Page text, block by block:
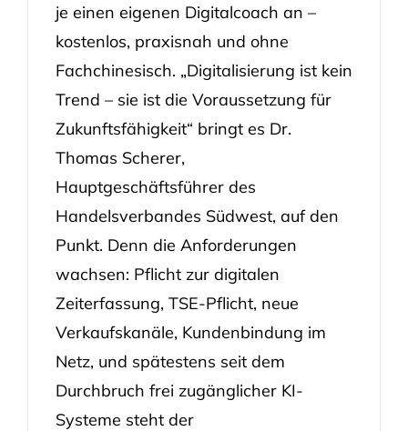
je einen eigenen Digitalcoach an –
kostenlos, praxisnah und ohne
Fachchinesisch. „Digitalisierung ist kein
Trend – sie ist die Voraussetzung für
Zukunftsfähigkeit“ bringt es Dr.
Thomas Scherer,
Hauptgeschäftsführer des
Handelsverbandes Südwest, auf den
Punkt. Denn die Anforderungen
wachsen: Pflicht zur digitalen
Zeiterfassung, TSE-Pflicht, neue
Verkaufskanäle, Kundenbindung im
Netz, und spätestens seit dem
Durchbruch frei zugänglicher KI-
Systeme steht der